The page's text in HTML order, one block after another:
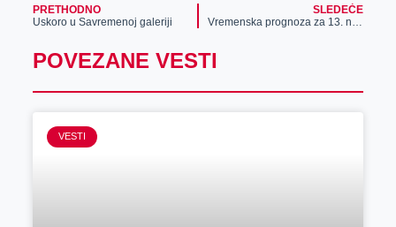
PRETHODNO
Uskoro u Savremenoj galeriji
SLEDEĆE
POVEZANE VESTI
VESTI